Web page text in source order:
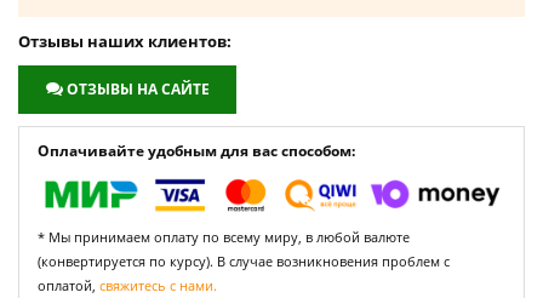
Отзывы наших клиентов:
ОТЗЫВЫ НА САЙТЕ
Оплачивайте удобным для вас способом:
* Мы принимаем оплату по всему миру, в любой валюте
(конвертируется по курсу). В случае возникновения проблем с
оплатой, свяжитесь с нами.